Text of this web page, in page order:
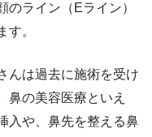
のライン（Eライン）
す。
んは過去に施術を受け
鼻の美容医療といえ
入や、鼻先を整える鼻